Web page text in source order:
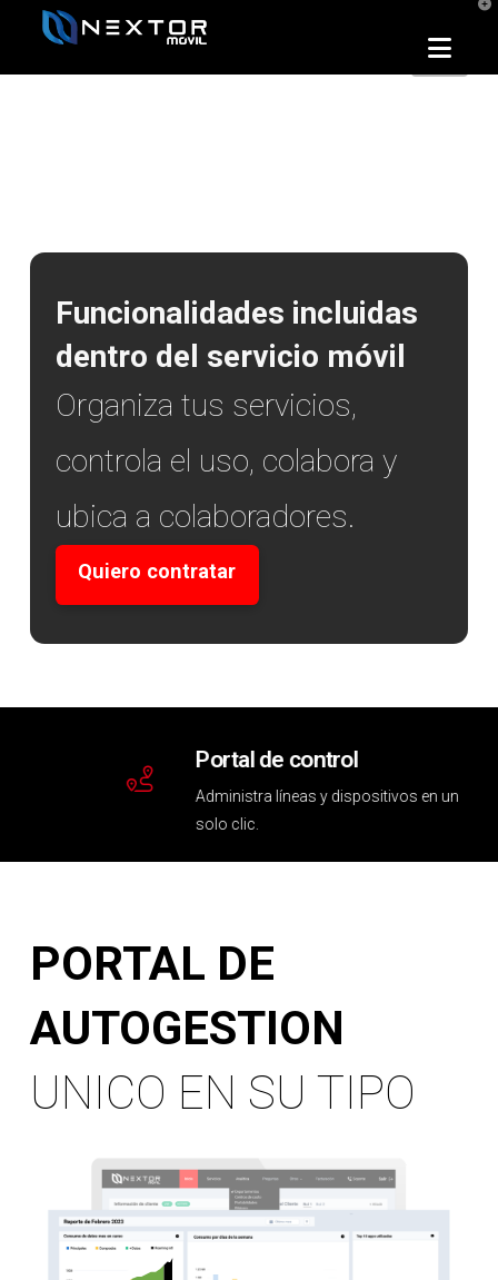
Funcionalidades incluidas
dentro del servicio móvil
Organiza tus servicios,
controla el uso, colabora y
ubica a colaboradores.
Quiero contratar
Portal de control
Administra líneas y dispositivos en un
solo clic.
PORTAL DE
AUTOGESTION
UNICO EN SU TIPO